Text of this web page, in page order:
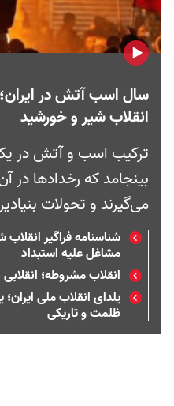
سال اسب آتش در ایران؛
انقلاب شیر و خورشید
ترکیب اسب و آتش در
بینجامد که رخدادها
می‌گیرند و تحولات
شناسنامه فراگیر
مشاغل علیه استبداد
انقلاب مشروطه؛
یلدای انقلاب ملی ایران؛
ظلمت و تاریکی